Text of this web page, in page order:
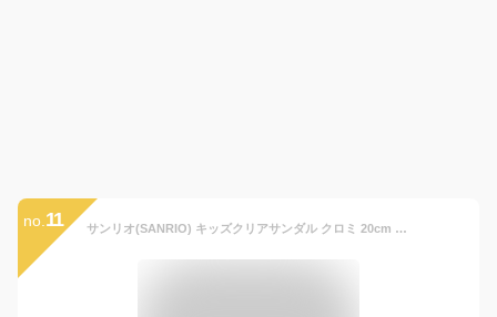
no. 11 サンリオ(SANRIO) キッズクリアサンダル クロミ 20cm 靴 子ども用 PVC 夏 お出かけ 178063